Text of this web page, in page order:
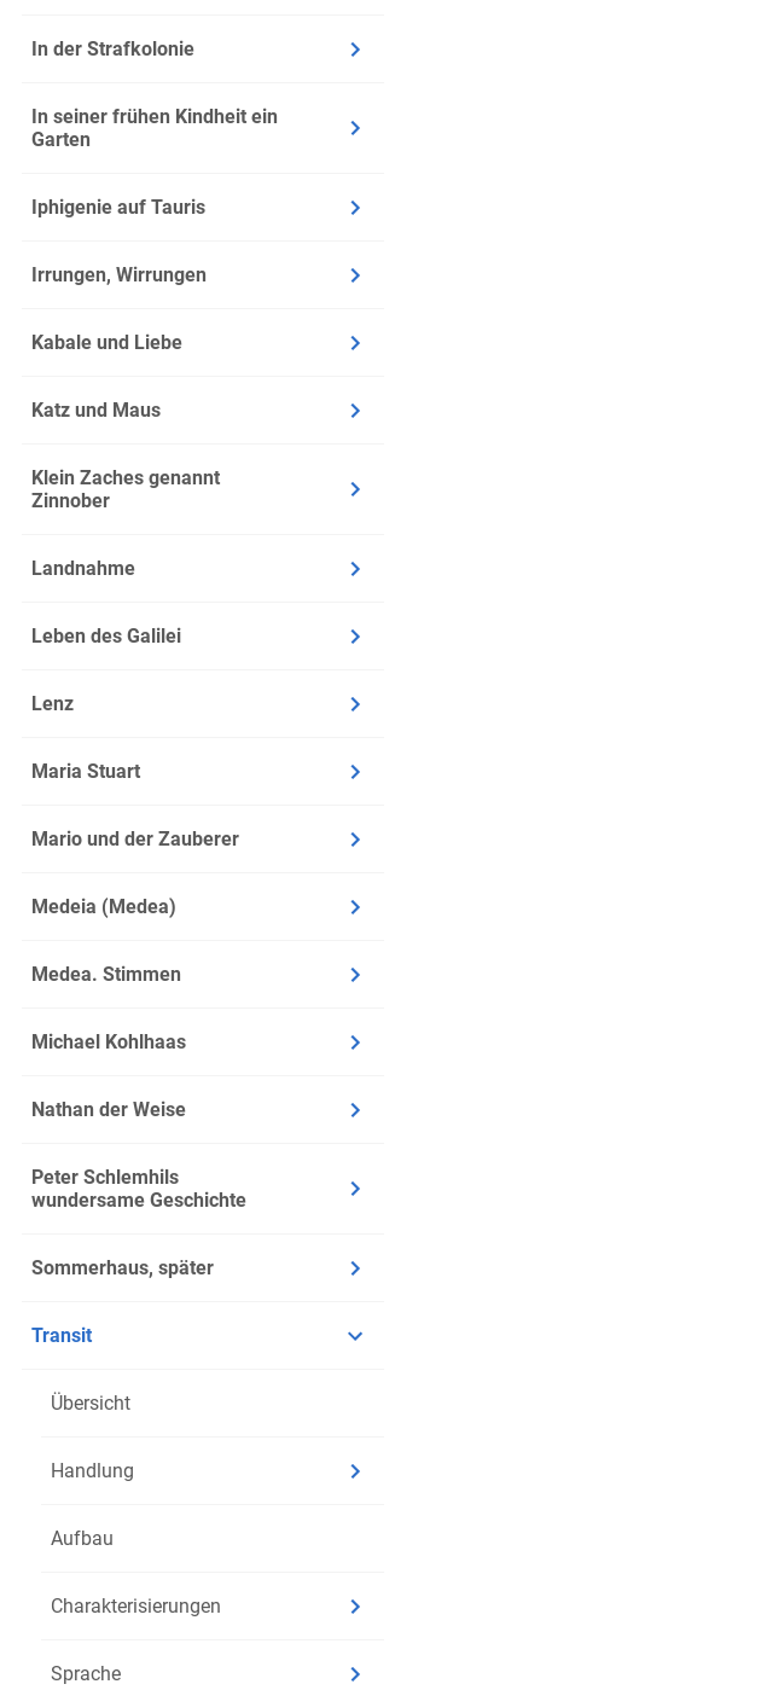
In der Strafkolonie
In seiner frühen Kindheit ein
Garten
Iphigenie auf Tauris
Irrungen, Wirrungen
Kabale und Liebe
Katz und Maus
Klein Zaches genannt
Zinnober
Landnahme
Leben des Galilei
Lenz
Maria Stuart
Mario und der Zauberer
Medeia (Medea)
Medea. Stimmen
Michael Kohlhaas
Nathan der Weise
Peter Schlemhils
wundersame Geschichte
Sommerhaus, später
Transit
Übersicht
Handlung
Aufbau
Charakterisierungen
Sprache